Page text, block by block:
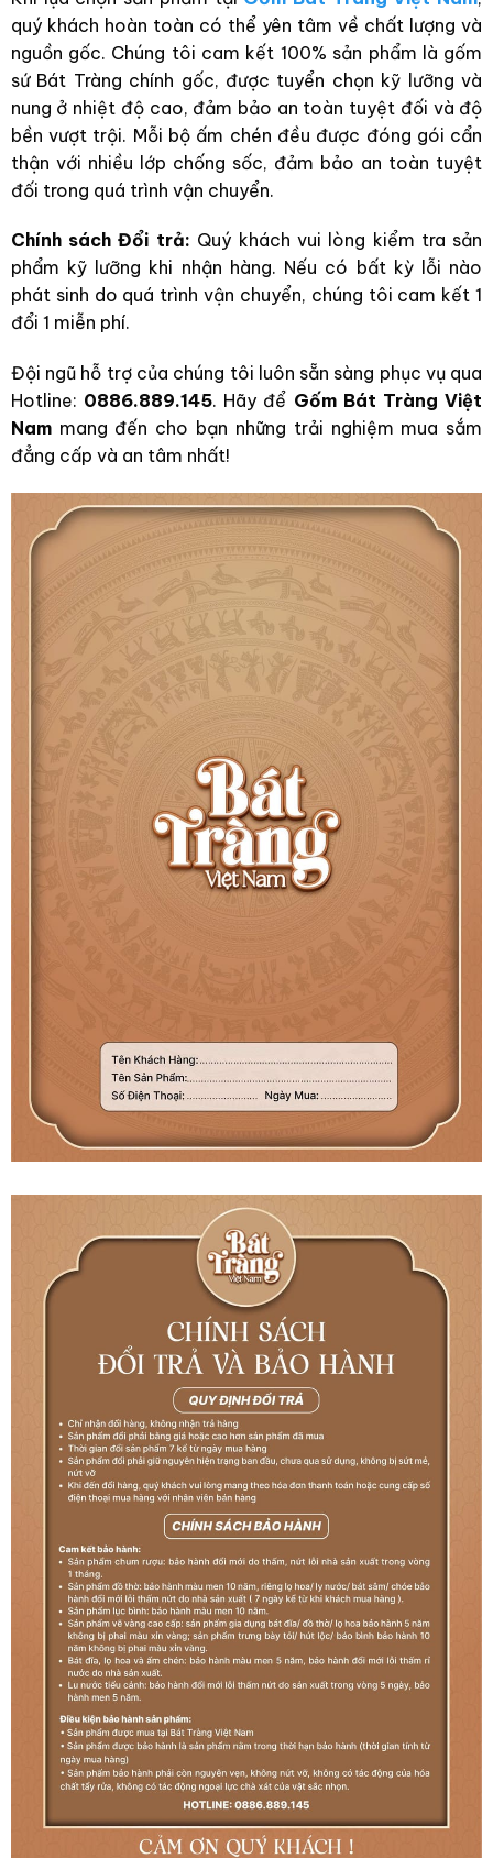
quý khách hoàn toàn có thể yên tâm về chất lượng và
nguồn gốc. Chúng tôi cam kết 100% sản phẩm là gốm
sứ Bát Tràng chính gốc, được tuyển chọn kỹ lưỡng và
nung ở nhiệt độ cao, đảm bảo an toàn tuyệt đối và độ
bền vượt trội. Mỗi bộ ấm chén đều được đóng gói cẩn
thận với nhiều lớp chống sốc, đảm bảo an toàn tuyệt
đối trong quá trình vận chuyển.
Chính sách Đổi trả: Quý khách vui lòng kiểm tra sản
phẩm kỹ lưỡng khi nhận hàng. Nếu có bất kỳ lỗi nào
phát sinh do quá trình vận chuyển, chúng tôi cam kết 1
đổi 1 miễn phí.
Đội ngũ hỗ trợ của chúng tôi luôn sẵn sàng phục vụ qua
Hotline: 0886.889.145. Hãy để Gốm Bát Tràng Việt
Nammang đến cho bạn những trải nghiệm mua sắm
đẳng cấp và an tâm nhất!